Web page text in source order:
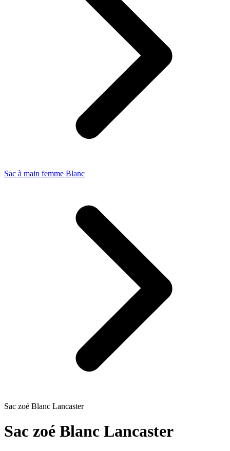
Sac à main femme Blanc
Sac zoé Blanc Lancaster
Sac zoé Blanc Lancaster